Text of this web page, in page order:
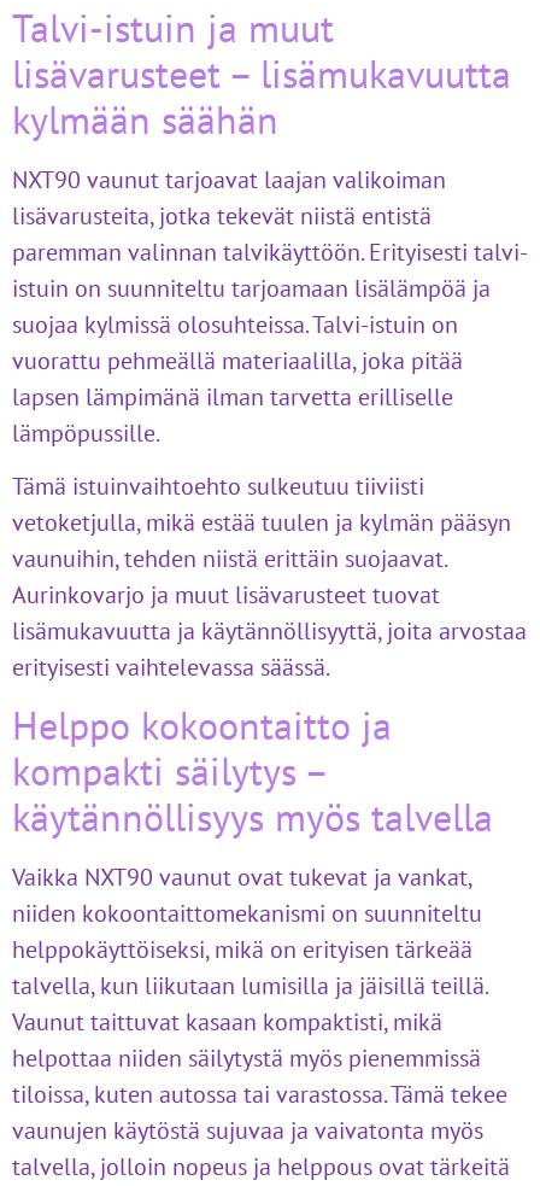
Talvi-istuin ja muut
lisävarusteet – lisämukavuutta
kylmään säähän
NXT90 vaunut tarjoavat laajan valikoiman
lisävarusteita, jotka tekevät niistä entistä
paremman valinnan talvikäyttöön. Erityisesti talvi-
istuin on suunniteltu tarjoamaan lisälämpöä ja
suojaa kylmissä olosuhteissa. Talvi-istuin on
vuorattu pehmeällä materiaalilla, joka pitää
lapsen lämpimänä ilman tarvetta erilliselle
lämpöpussille.
Tämä istuinvaihtoehto sulkeutuu tiiviisti
vetoketjulla, mikä estää tuulen ja kylmän pääsyn
vaunuihin, tehden niistä erittäin suojaavat.
Aurinkovarjo ja muut lisävarusteet tuovat
lisämukavuutta ja käytännöllisyyttä, joita arvostaa
erityisesti vaihtelevassa säässä.
Helppo kokoontaitto ja
kompakti säilytys –
käytännöllisyys myös talvella
Vaikka NXT90 vaunut ovat tukevat ja vankat,
niiden kokoontaittomekanismi on suunniteltu
helppokäyttöiseksi, mikä on erityisen tärkeää
talvella, kun liikutaan lumisilla ja jäisillä teillä.
Vaunut taittuvat kasaan kompaktisti, mikä
helpottaa niiden säilytystä myös pienemmissä
tiloissa, kuten autossa tai varastossa. Tämä tekee
vaunujen käytöstä sujuvaa ja vaivatonta myös
talvella, jolloin nopeus ja helppous ovat tärkeitä